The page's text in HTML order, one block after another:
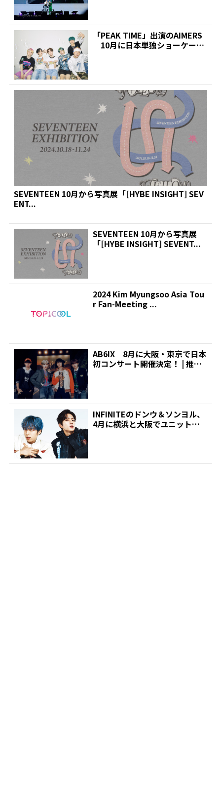
「PEAK TIME」出演のAIMERS
10月に日本単独ショーケース
SEVENTEEN 10月から写真展「[HYBE INSIGHT] SEV
ENT...
SEVENTEEN 10月から写真展
「[HYBE INSIGHT] SEVENT...
2024 Kim Myungsoo Asia Tou
r Fan-Meeting ...
AB6IX 8月に大阪・東京で日本
初コンサート開催決定！ | 推し
INFINITEのドンウ＆ソンヨル、
4月に横浜と大阪でユニットフ